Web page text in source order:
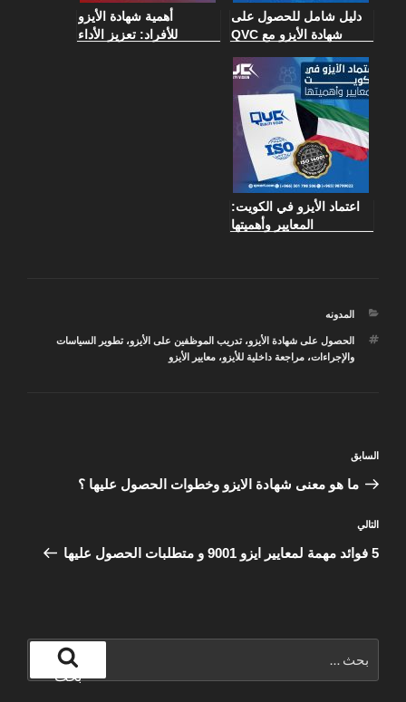
دليل شامل للحصول على
شهادة الأيزو مع QVC
أهمية شهادة الأيزو
للأفراد: تعزيز الأداء
اعتماد الأيزو في الكويت:
المعايير وأهميتها
التصنيفات
المدونه
الوسوم
الحصول على شهادة الأيزو،تدريب الموظفين على الأيزو،تطوير السياسات
والإجراءات،مراجعة داخلية للأيزو،معايير الأيزو
المقالة
السابقة
السابق
ما هو معنى شهادة الايزو وخطوات الحصول عليها ؟
المقالة
التالية
التالي
5 فوائد مهمة لمعايير ايزو 9001 و متطلبات الحصول عليها
عن:
بحث